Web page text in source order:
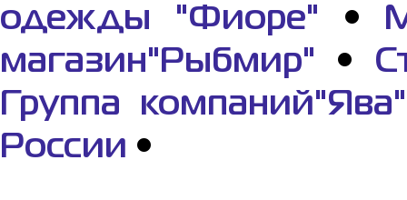
одежды "Фиоре" •
магазин"Рыбмир" •
Группа компаний"Ява"
России •